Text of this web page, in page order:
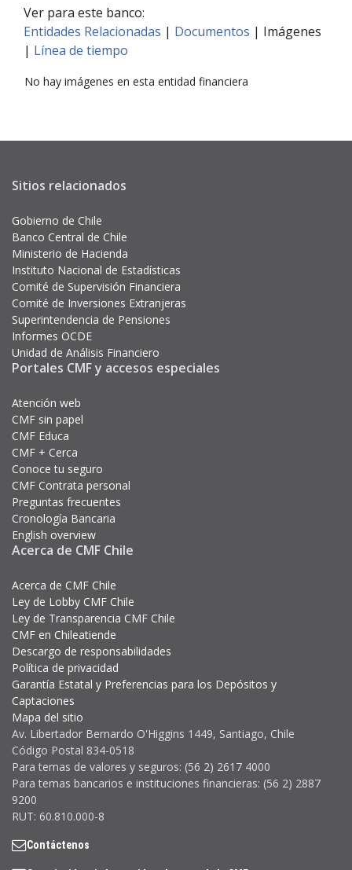
Ver para este banco:
Entidades Relacionadas | Documentos | Imágenes
| Línea de tiempo
No hay imágenes en esta entidad financiera
Sitios relacionados
Gobierno de Chile
Banco Central de Chile
Ministerio de Hacienda
Instituto Nacional de Estadísticas
Comité de Supervisión Financiera
Comité de Inversiones Extranjeras
Superintendencia de Pensiones
Informes OCDE
Unidad de Análisis Financiero
Portales CMF y accesos especiales
Atención web
CMF sin papel
CMF Educa
CMF + Cerca
Conoce tu seguro
CMF Contrata personal
Preguntas frecuentes
Cronología Bancaria
English overview
Acerca de CMF Chile
Acerca de CMF Chile
Ley de Lobby CMF Chile
Ley de Transparencia CMF Chile
CMF en Chileatiende
Descargo de responsabilidades
Política de privacidad
Garantía Estatal y Preferencias para los Depósitos y
Captaciones
Mapa del sitio
Av. Libertador Bernardo O'Higgins 1449, Santiago, Chile
Código Postal 834-0518
Para temas de valores y seguros: (56 2) 2617 4000
Para temas bancarios e instituciones financieras: (56 2) 2887
9200
RUT: 60.810.000-8
Contáctenos